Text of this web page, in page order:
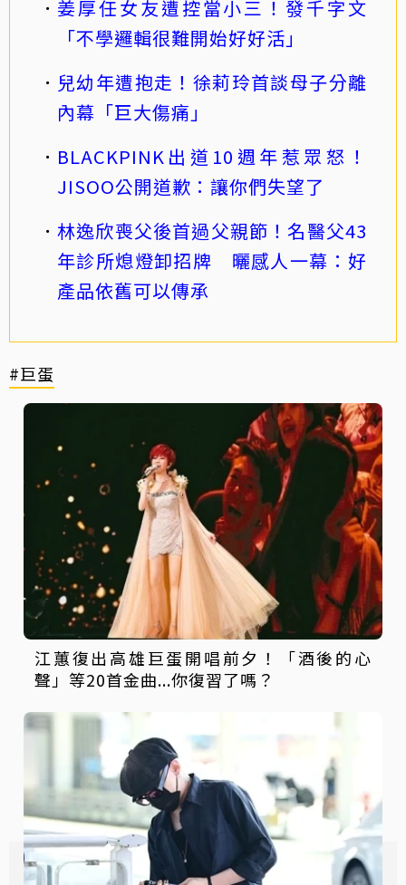
姜厚任女友遭控當小三！發千字文
「不學邏輯很難開始好好活」
兒幼年遭抱走！徐莉玲首談母子分離
內幕「巨大傷痛」
BLACKPINK出道10週年惹眾怒！
JISOO公開道歉：讓你們失望了
林逸欣喪父後首過父親節！名醫父43
年診所熄燈卸招牌 曬感人一幕：好
產品依舊可以傳承
#巨蛋
江蕙復出高雄巨蛋開唱前夕！「酒後的心
聲」等20首金曲...你復習了嗎？